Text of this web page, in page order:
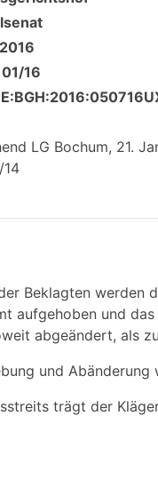
16
LG Bochum, 21.
Beklagten werden
aufgehoben und
abgeändert, als
und Abänderung
trägt der